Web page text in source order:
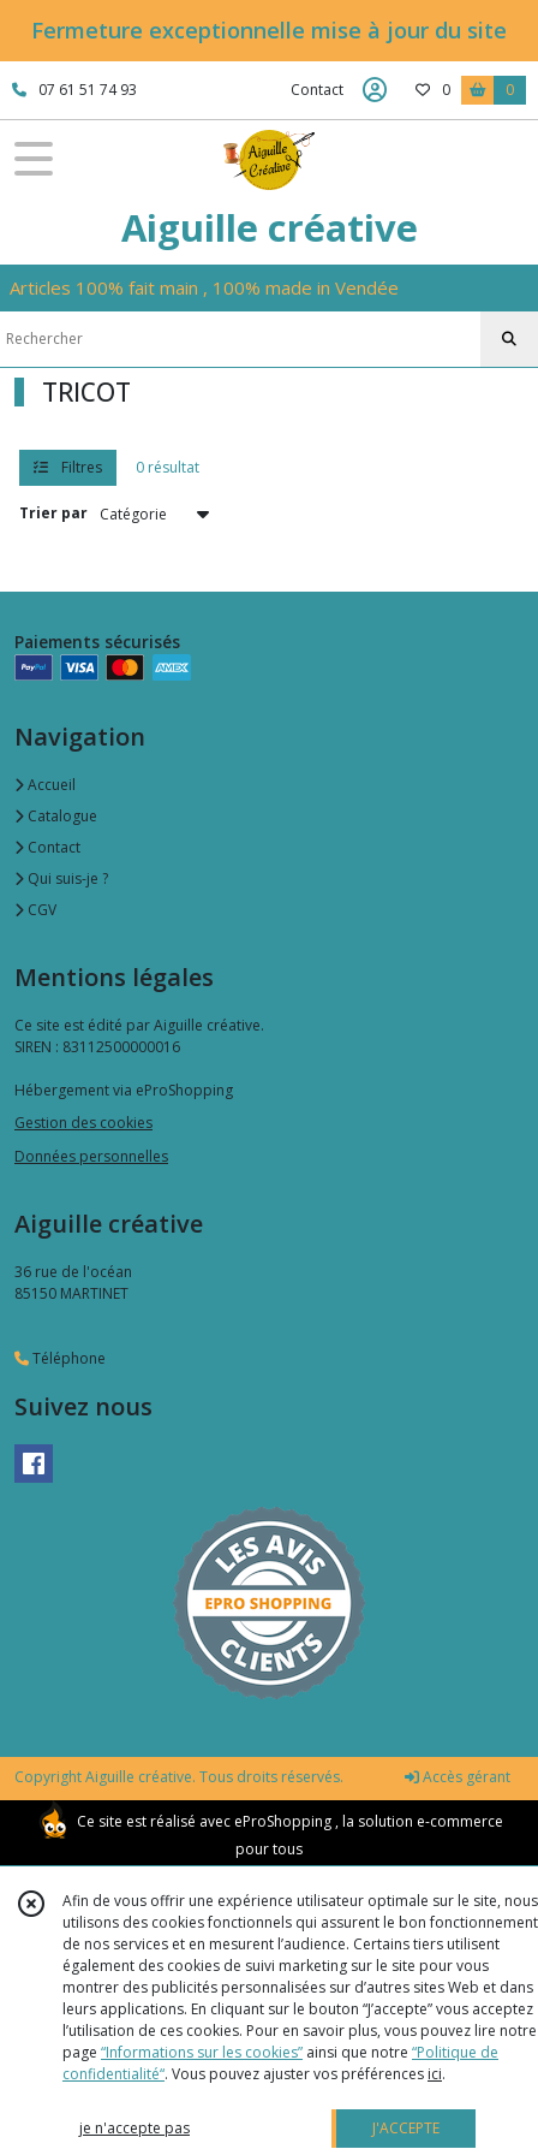
Fermeture exceptionnelle mise à jour du site
07 61 51 74 93 Contact 0 0
Aiguille créative
Articles 100% fait main , 100% made in Vendée
TRICOT
Filtres 0 résultat
Trier par
Fermer
FILTRES
Tous
les
Afficher
les
résultats
Paiements sécurisés
Navigation
Accueil
Catalogue
Contact
Qui suis-je ?
CGV
Mentions légales
Ce site est édité par Aiguille créative.
SIREN : 83112500000016
Hébergement via eProShopping
Gestion des cookies
Données personnelles
Aiguille créative
36 rue de l'océan
85150 MARTINET
Téléphone
Suivez nous
Copyright Aiguille créative. Tous droits réservés. Accès gérant
Ce site est réalisé avec eProShopping , la solution e-commerce
pour tous
Afin de vous offrir une expérience utilisateur optimale sur le site, nous
utilisons des cookies fonctionnels qui assurent le bon fonctionnement
de nos services et en mesurent l’audience. Certains tiers utilisent
également des cookies de suivi marketing sur le site pour vous
montrer des publicités personnalisées sur d’autres sites Web et dans
leurs applications. En cliquant sur le bouton “J’accepte” vous acceptez
l’utilisation de ces cookies. Pour en savoir plus, vous pouvez lire notre
page “Informations sur les cookies” ainsi que notre “Politique de
confidentialité“. Vous pouvez ajuster vos préférences ici.
je n'accepte pas J'ACCEPTE